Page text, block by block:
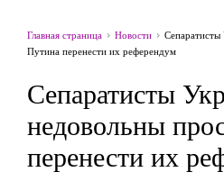
Главная страница Новости
Путина перенести их референдум
Сепаратисты
недовольны
перенести их